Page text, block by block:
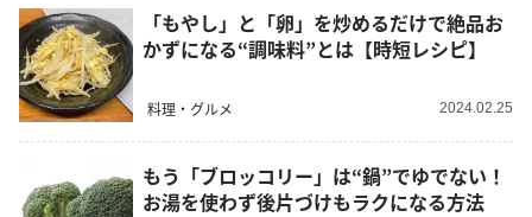
「もやし」と「卵」を炒めるだけで絶品お
かずになる“調味料”とは【時短レシピ】
料理・グルメ 2024.02.25
もう「ブロッコリー」は“鍋”でゆでない！
お湯を使わず後片づけもラクになる方法